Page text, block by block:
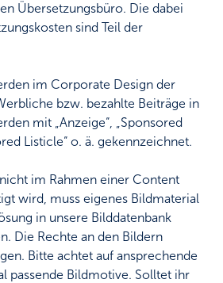
Übersetzungsbüro. Die dabei
sind Teil der
im Corporate Design der
bzw. bezahlte Beiträge in
mit „Anzeige“, „Sponsored
Listicle“ o. ä. gekennzeichnet.
im Rahmen einer Content
wird, muss eigenes Bildmaterial
in unsere Bilddatenbank
Die Rechte an den Bildern
Bitte achtet auf ansprechende
passende Bildmotive. Solltet ihr